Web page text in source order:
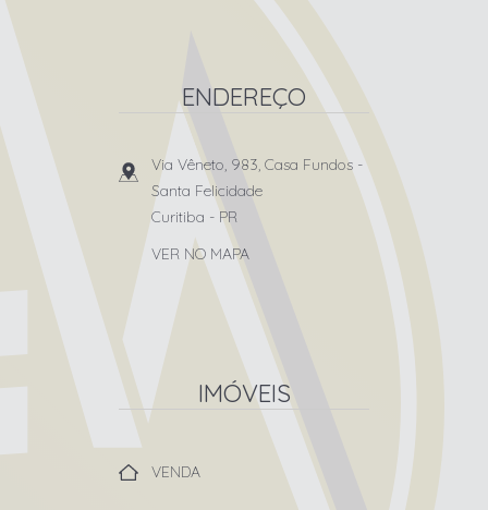
ENDEREÇO
Via Vêneto, 983, Casa Fundos -
Santa Felicidade
Curitiba - PR
VER NO MAPA
IMÓVEIS
VENDA